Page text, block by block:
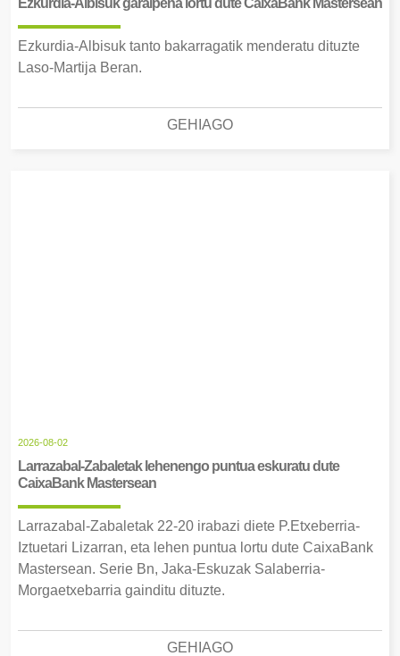
Ezkurdia-Albisuk tanto bakarragatik menderatu dituzte
Laso-Martija Beran.
GEHIAGO
2026-08-02
Larrazabal-Zabaletak lehenengo puntua eskuratu dute
CaixaBank Mastersean
Larrazabal-Zabaletak 22-20 irabazi diete P.Etxeberria-
Iztuetari Lizarran, eta lehen puntua lortu dute CaixaBank
Mastersean. Serie Bn, Jaka-Eskuzak Salaberria-
Morgaetxebarria gainditu dituzte.
GEHIAGO